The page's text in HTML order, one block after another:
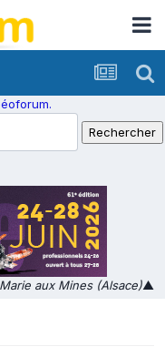
aux Mines (Alsace)▲